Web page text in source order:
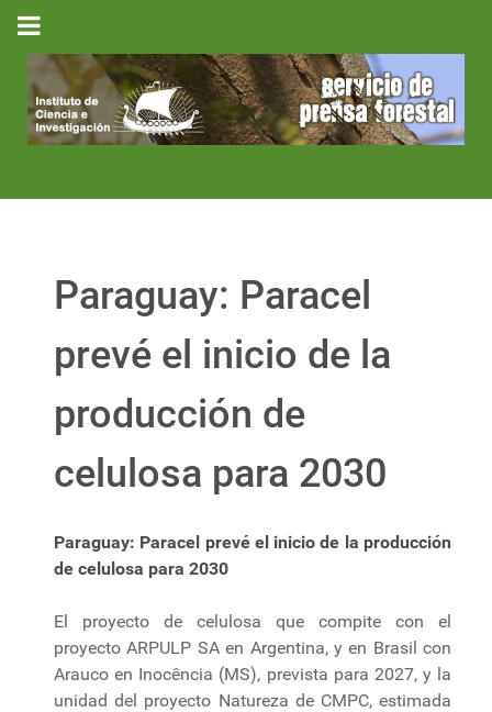
Paraguay: Paracel
prevé el inicio de la
producción de
celulosa para 2030
Paraguay: Paracel prevé el inicio de la producción
de celulosa para 2030
El proyecto de celulosa que compite con el
proyecto ARPULP SA en Argentina, y en Brasil con
Arauco en Inocência (MS), prevista para 2027, y la
unidad del proyecto Natureza de CMPC, estimada